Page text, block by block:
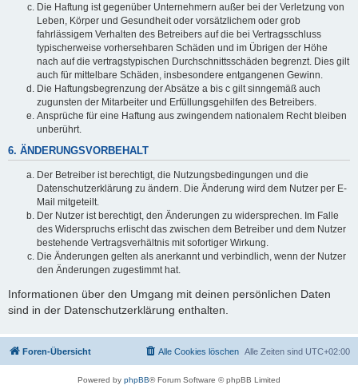
Die Haftung ist gegenüber Unternehmern außer bei der Verletzung von
Leben, Körper und Gesundheit oder vorsätzlichem oder grob
fahrlässigem Verhalten des Betreibers auf die bei Vertragsschluss
typischerweise vorhersehbaren Schäden und im Übrigen der Höhe
nach auf die vertragstypischen Durchschnittsschäden begrenzt. Dies gilt
auch für mittelbare Schäden, insbesondere entgangenen Gewinn.
Die Haftungsbegrenzung der Absätze a bis c gilt sinngemäß auch
zugunsten der Mitarbeiter und Erfüllungsgehilfen des Betreibers.
Ansprüche für eine Haftung aus zwingendem nationalem Recht bleiben
unberührt.
6. ÄNDERUNGSVORBEHALT
Der Betreiber ist berechtigt, die Nutzungsbedingungen und die
Datenschutzerklärung zu ändern. Die Änderung wird dem Nutzer per E-
Mail mitgeteilt.
Der Nutzer ist berechtigt, den Änderungen zu widersprechen. Im Falle
des Widerspruchs erlischt das zwischen dem Betreiber und dem Nutzer
bestehende Vertragsverhältnis mit sofortiger Wirkung.
Die Änderungen gelten als anerkannt und verbindlich, wenn der Nutzer
den Änderungen zugestimmt hat.
Informationen über den Umgang mit deinen persönlichen Daten
sind in der Datenschutzerklärung enthalten.
Foren-Übersicht Alle Zeiten sind UTC+02:00
Alle Cookies löschen
Powered by phpBB® Forum Software © phpBB Limited